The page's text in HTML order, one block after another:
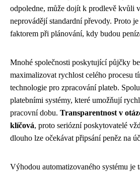
odpoledne, může dojít k prodlevě kvůli
neprovádějí standardní převody. Proto
faktorem při plánování, kdy budou
Mnohé společnosti poskytující půjčky
maximalizovat rychlost celého procesu
technologie pro zpracování plateb.
platebními systémy, které umožňují
pracovní dobu. Transparentnost v
klíčová, proto seriózní poskytovatelé
dlouho lze očekávat připsání peněz na
Výhodou automatizovaného systému je